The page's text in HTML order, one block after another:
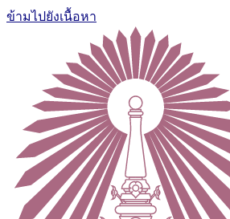
ข้ามไปยังเนื้อหา